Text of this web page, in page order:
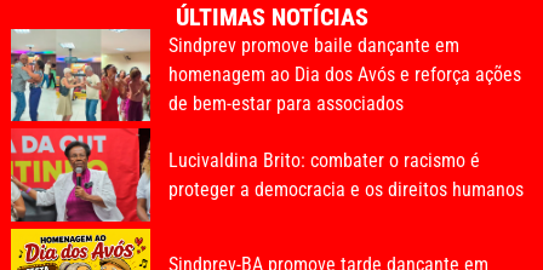
ÚLTIMAS NOTÍCIAS
Sindprev promove baile dançante em
homenagem ao Dia dos Avós e reforça ações
de bem-estar para associados
Lucivaldina Brito: combater o racismo é
proteger a democracia e os direitos humanos
Sindprev-BA promove tarde dançante em